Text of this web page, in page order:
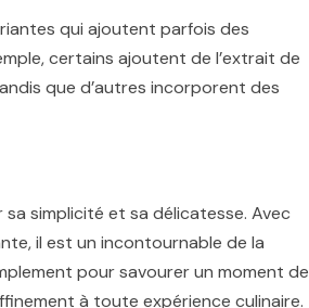
qui ajoutent parfois des
certains ajoutent de l’extrait de
que d’autres incorporent des
simplicité et sa délicatesse. Avec
il est un incontournable de la
pour savourer un moment de
à toute expérience culinaire.